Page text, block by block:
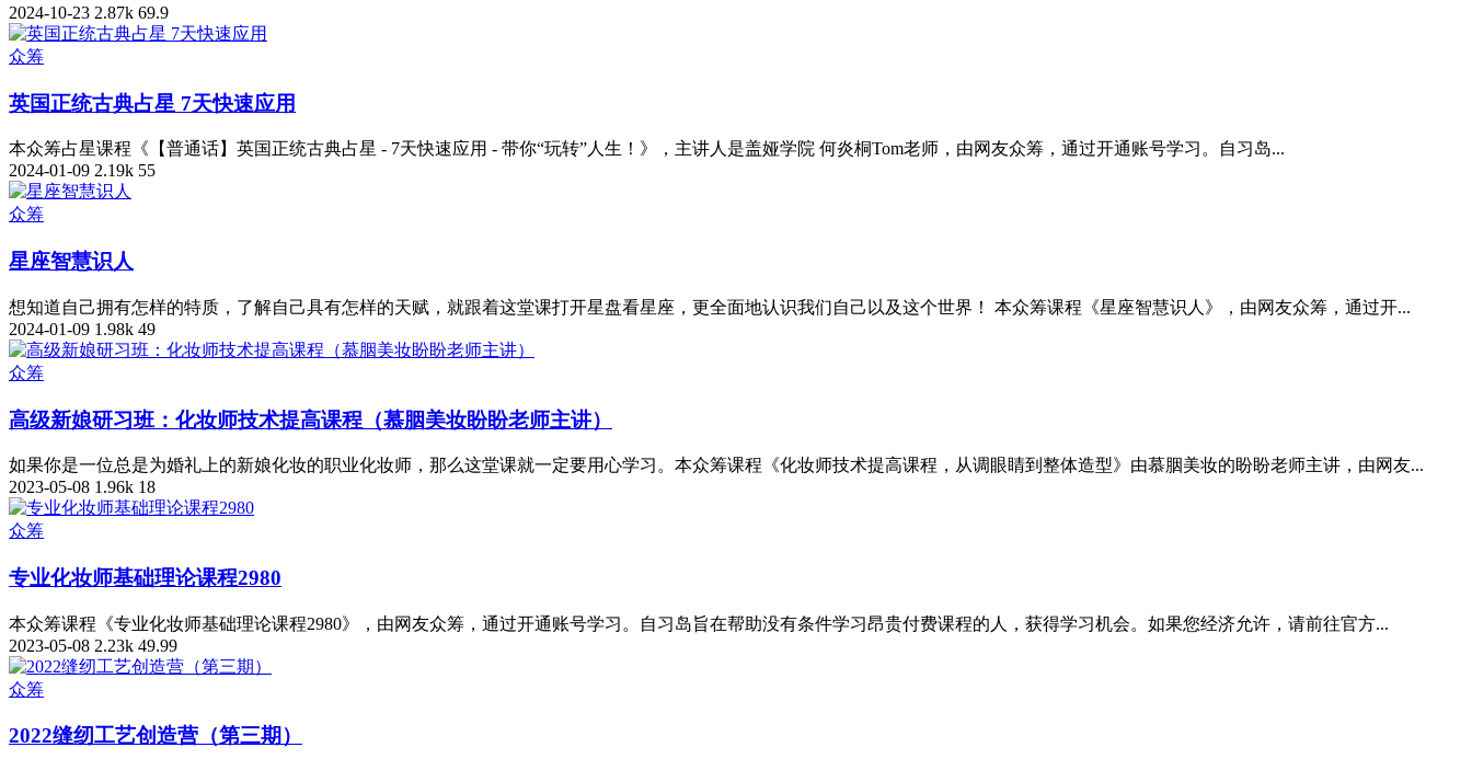
2024-10-23 2.87k 69.9
众筹
英国正统古典占星 7天快速应用
本众筹占星课程《【普通话】英国正统古典占星 - 7天快速应用 - 带你“玩转”人生！》，主讲人是盖娅学院 何炎桐Tom老师，由网友众筹，通过开通账号学习。自习岛...
2024-01-09 2.19k 55
众筹
星座智慧识人
想知道自己拥有怎样的特质，了解自己具有怎样的天赋，就跟着这堂课打开星盘看星座，更全面地认识我们自己以及这个世界！ 本众筹课程《星座智慧识人》，由网友众筹，通过开...
2024-01-09 1.98k 49
众筹
高级新娘研习班：化妆师技术提高课程（慕胭美妆盼盼老师主讲）
如果你是一位总是为婚礼上的新娘化妆的职业化妆师，那么这堂课就一定要用心学习。本众筹课程《化妆师技术提高课程，从调眼睛到整体造型》由慕胭美妆的盼盼老师主讲，由网友...
2023-05-08 1.96k 18
众筹
专业化妆师基础理论课程2980
本众筹课程《专业化妆师基础理论课程2980》，由网友众筹，通过开通账号学习。自习岛旨在帮助没有条件学习昂贵付费课程的人，获得学习机会。如果您经济允许，请前往官方...
2023-05-08 2.23k 49.99
众筹
2022缝纫工艺创造营（第三期）